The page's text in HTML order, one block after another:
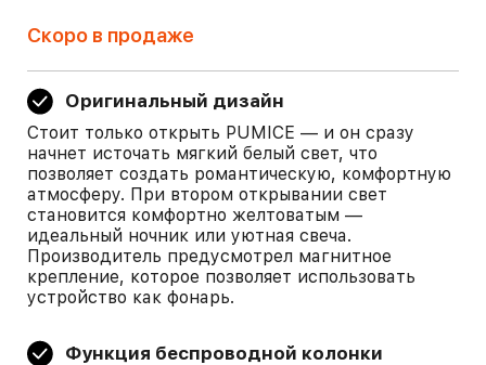
Скоро в продаже
Оригинальный дизайн
Стоит только открыть PUMICE — и он сразу
начнет источать мягкий белый свет, что
позволяет создать романтическую, комфортную
атмосферу. При втором открывании свет
становится комфортно желтоватым —
идеальный ночник или уютная свеча.
Производитель предусмотрел магнитное
крепление, которое позволяет использовать
устройство как фонарь.
Функция беспроводной колонки